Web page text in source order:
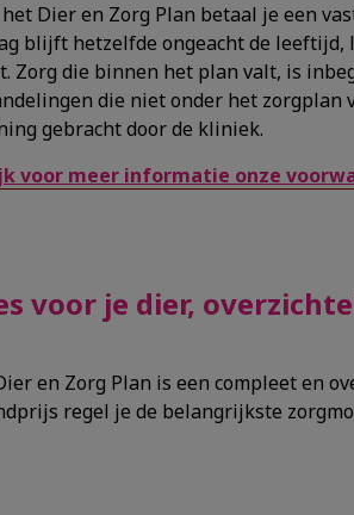
Dier en Zorg Plan betaal je een
blijft hetzelfde ongeacht de
Zorg die binnen het plan valt, is
die niet onder het zorgplan
gebracht door de kliniek.
voor meer informatie onze
voor je dier,
en Zorg Plan is een compleet en
regel je de belangrijkste